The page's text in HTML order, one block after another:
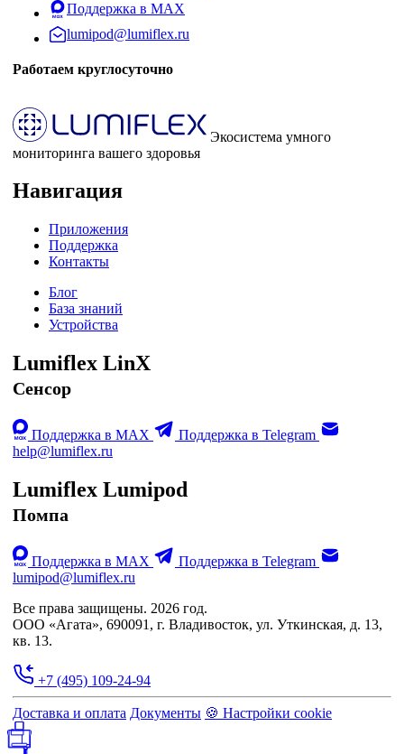
Поддержка в MAX
lumipod@lumiflex.ru
Работаем круглосуточно
Экосистема умного
мониторинга вашего здоровья
Навигация
Приложения
Поддержка
Контакты
Блог
База знаний
Устройства
Lumiflex LinX
Сенсор
Поддержка в MAX
Поддержка в Telegram
help@lumiflex.ru
Lumiflex Lumipod
Помпа
Поддержка в MAX
Поддержка в Telegram
lumipod@lumiflex.ru
Все права защищены. 2026 год.
ООО «Агата», 690091, г. Владивосток, ул. Уткинская, д. 13,
кв. 13.
+7 (495) 109-24-94
Доставка и оплата Документы 🍪 Настройки cookie